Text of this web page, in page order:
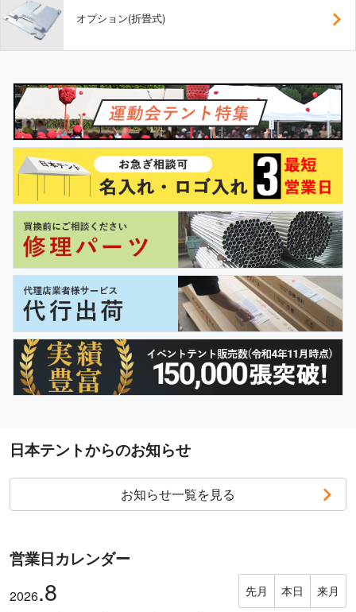
オプション(折畳式)
日本テントからのお知らせ
お知らせ一覧を見る
営業日カレンダー
2026.8 先月 本日 来月